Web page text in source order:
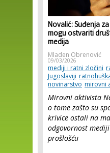
Novalić: Suđenja
mogu ostvariti
medija
Mladen Obrenović
09/03/2026
mediji i ratni zločini
Jugoslaviji
novinarstvo mirovni
Mirovni aktivista
o tome zašto su
krivice ostali na
odgovornost
prošlošću